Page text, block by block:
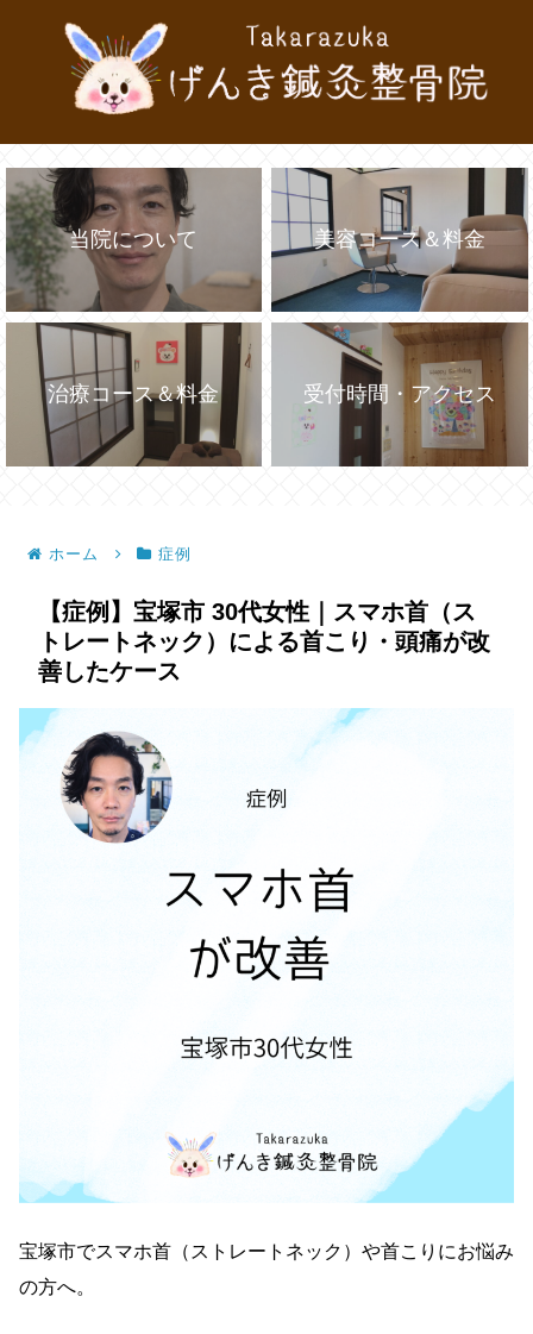
当院について 美容コース＆料金
治療コース＆料金 受付時間・アクセス
ホーム 症例
【症例】宝塚市 30代女性｜スマホ首（ス
トレートネック）による首こり・頭痛が改
善したケース
宝塚市でスマホ首（ストレートネック）や首こりにお悩み
の方へ。